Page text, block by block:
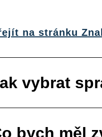
na stránku
vybrat
bych měl